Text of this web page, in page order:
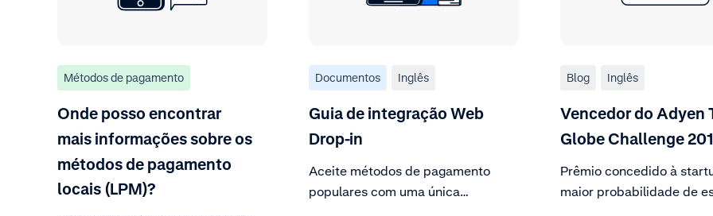
Métodos de pagamento
Onde posso encontrar
mais informações sobre os
métodos de pagamento
locais (LPM)?
Documentos Inglês
Guia de integração Web
Drop-in
Aceite métodos de pagamento
populares com uma única
Blog Inglês
Vencedor do Adyen
Globe Challenge
Prêmio concedido à
maior probabilidade de